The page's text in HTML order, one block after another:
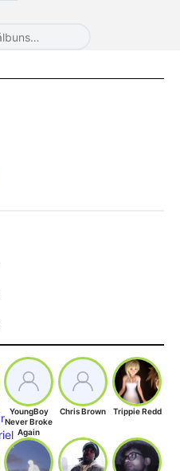
YoungBoy
Never Broke
Again
Chris Brown Trippie Redd